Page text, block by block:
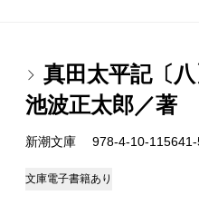
真田太平記〔
池波正太郎／著
新潮文庫 978-4-10-
文庫電子書籍あり